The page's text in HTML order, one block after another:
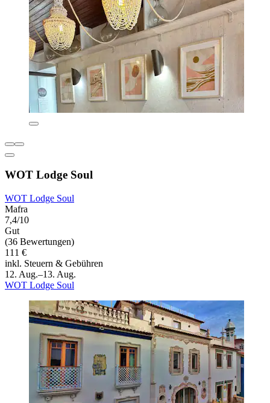
WOT Lodge Soul
WOT Lodge Soul
Mafra
7,4/10
Gut
(36 Bewertungen)
111 €
inkl. Steuern & Gebühren
12. Aug.–13. Aug.
WOT Lodge Soul